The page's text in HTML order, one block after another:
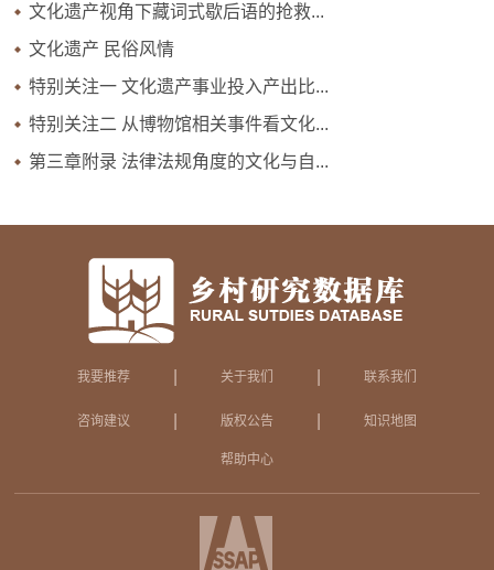
文化遗产视角下藏词式歇后语的抢救...
文化遗产 民俗风情
特别关注一 文化遗产事业投入产出比...
特别关注二 从博物馆相关事件看文化...
第三章附录 法律法规角度的文化与自...
我要推荐 关于我们 联系我们
咨询建议 版权公告 知识地图
帮助中心